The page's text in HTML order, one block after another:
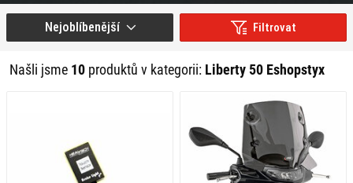
Filtrovat
Našli jsme 10 produktů v kategorii: Liberty 50 Eshopstyx
Nejoblíbenější